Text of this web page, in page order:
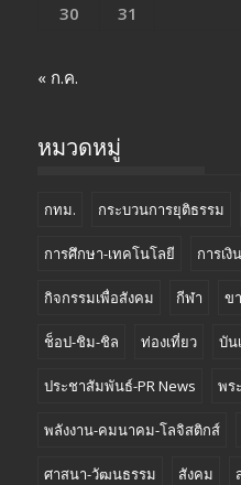
30
31
« ก.ค.
หมวดหมู่
กทม. กระบวนการยุติธรรม
การศึกษา-เทคโนโลยี การเ
กิจกรรมเพื่อสังคม กีฬา ข
ช็อป-ชิม-ชิล ท่องเที่ยว บัน
ประชาสัมพันธ์-PR News พร
พลังงาน-คมนาคม-โลจิสติกส์
ศาสนา-วัฒนธรรม สังคม